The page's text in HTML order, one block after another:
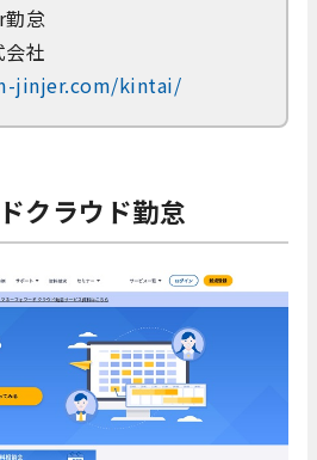
怠
社
jinjer.com/kintai/
クラウド勤怠